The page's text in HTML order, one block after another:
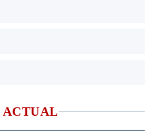
ACTUAL